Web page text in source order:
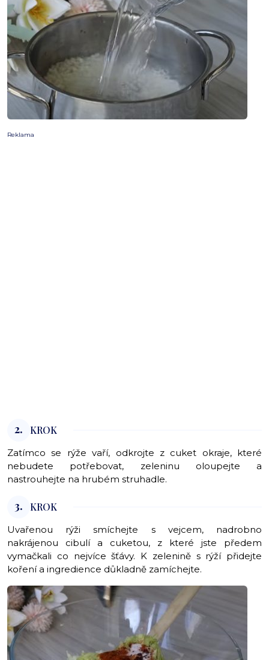
Reklama
2. KROK
Zatímco se rýže vaří, odkrojte z cuket okraje, které
nebudete potřebovat, zeleninu oloupejte a
nastrouhejte na hrubém struhadle.
3. KROK
Uvařenou rýži smíchejte s vejcem, nadrobno
nakrájenou cibulí a cuketou, z které jste předem
vymačkali co nejvíce šťávy. K zelenině s rýží přidejte
koření a ingredience důkladně zamíchejte.